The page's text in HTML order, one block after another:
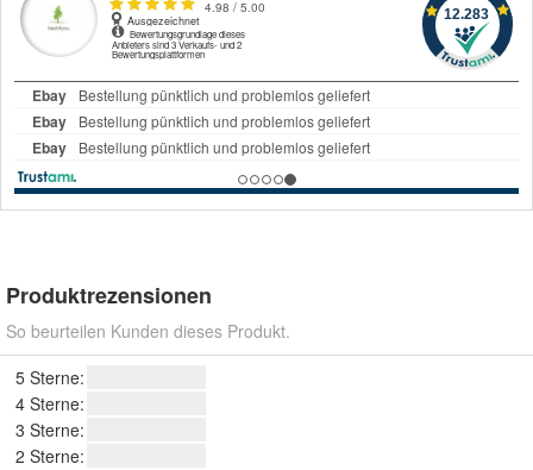
Produktrezensionen
So beurteilen Kunden dieses Produkt.
5 Sterne:
4 Sterne:
3 Sterne:
2 Sterne: